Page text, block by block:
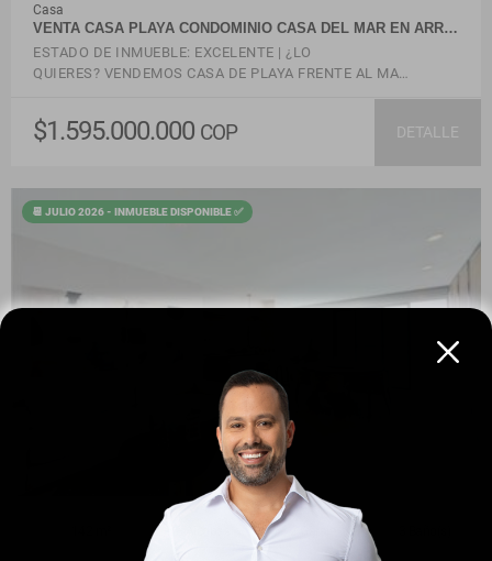
Casa
VENTA CASA PLAYA CONDOMINIO CASA DEL MAR EN ARR…
ESTADO DE INMUEBLE: EXCELENTE | ¿LO
QUIERES? VENDEMOS CASA DE PLAYA FRENTE AL MA…
$1.595.000.000 COP DETALLE
📆 JULIO 2026 - INMUEBLE DISPONIBLE ✅